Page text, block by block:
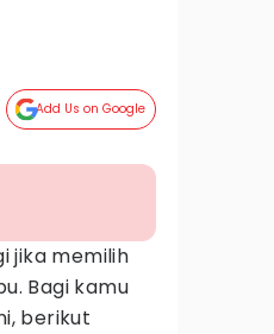
Add Us on Google
jika memilih
Bagi kamu
berikut